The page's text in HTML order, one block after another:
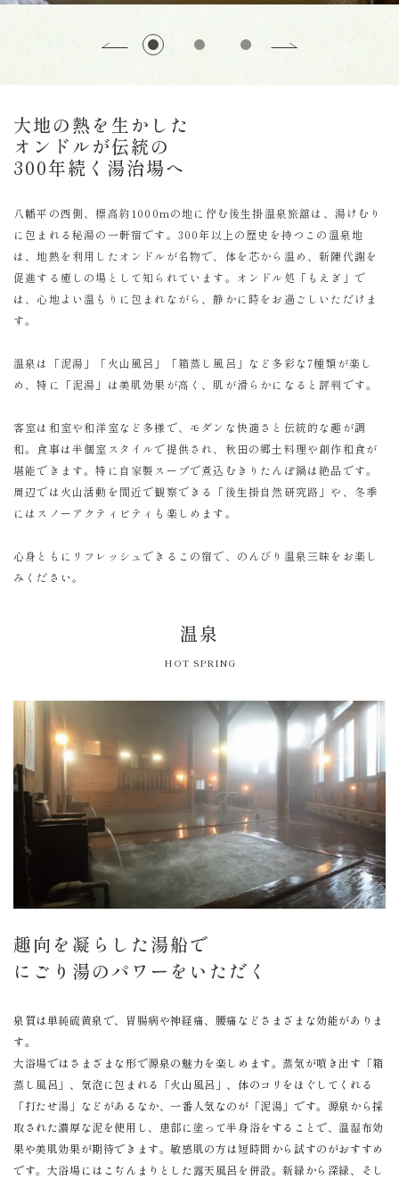
大地の熱を生かした
オンドルが伝統の
300年続く湯治場へ
八幡平の西側、標高約1000mの地に佇む後生掛温泉旅舘は、湯けむり
に包まれる秘湯の一軒宿です。300年以上の歴史を持つこの温泉地
は、地熱を利用したオンドルが名物で、体を芯から温め、新陳代謝を
促進する癒しの場として知られています。オンドル処「もえぎ」で
は、心地よい温もりに包まれながら、静かに時をお過ごしいただけま
す。
温泉は「泥湯」「火山風呂」「箱蒸し風呂」など多彩な7種類が楽し
め、特に「泥湯」は美肌効果が高く、肌が滑らかになると評判です。
客室は和室や和洋室など多様で、モダンな快適さと伝統的な趣が調
和。食事は半個室スタイルで提供され、秋田の郷土料理や創作和食が
堪能できます。特に自家製スープで煮込むきりたんぽ鍋は絶品です。
周辺では火山活動を間近で観察できる「後生掛自然研究路」や、冬季
にはスノーアクティビティも楽しめます。
心身ともにリフレッシュできるこの宿で、のんびり温泉三昧をお楽し
みください。
温泉
HOT SPRING
趣向を凝らした湯船で
にごり湯のパワーをいただく
泉質は単純硫黄泉で、胃腸病や神経痛、腰痛などさまざまな効能がありま
す。
大浴場ではさまざまな形で源泉の魅力を楽しめます。蒸気が噴き出す「箱
蒸し風呂」、気泡に包まれる「火山風呂」、体のコリをほぐしてくれる
「打たせ湯」などがあるなか、一番人気なのが「泥湯」です。源泉から採
取された濃厚な泥を使用し、患部に塗って半身浴をすることで、温湿布効
果や美肌効果が期待できます。敏感肌の方は短時間から試すのがおすすめ
です。大浴場にはこぢんまりとした露天風呂を併設。新緑から深緑、そし